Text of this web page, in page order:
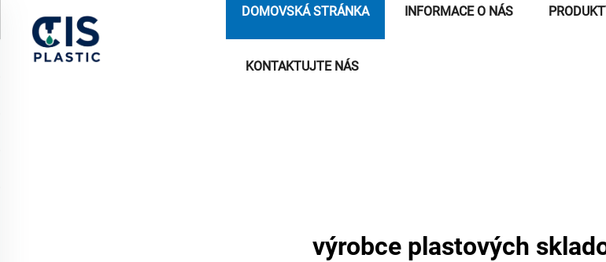
DOMOVSKÁ STRÁNKA INFORMACE O NÁS
KONTAKTUJTE NÁS
výrobce plastových